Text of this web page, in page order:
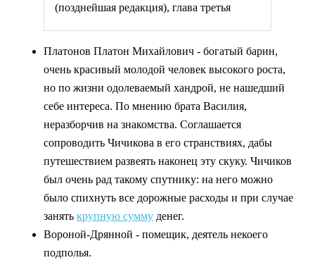
(позднейшая редакция), глава третья
Платонов Платон Михайлович - богатый барин,
очень красивый молодой человек высокого роста,
но по жизни одолеваемый хандрой, не нашедший
себе интереса. По мнению брата Василия,
неразборчив на знакомства. Соглашается
сопроводить Чичикова в его странствиях, дабы
путешествием развеять наконец эту скуку. Чичиков
был очень рад такому спутнику: на него можно
было спихнуть все дорожные расходы и при случае
занять крупную сумму денег.
Вороной-Дрянной - помещик, деятель некоего
подполья.